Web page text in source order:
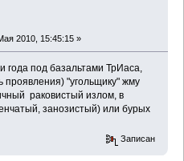
2010, 15:45:15 »
года под базальтами ТрИаса,
проявления) "угольщику" жму
раковистый излом, в
занозистый) или бурых
Записан